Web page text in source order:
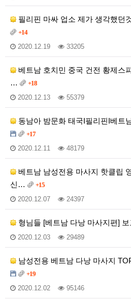
필리핀 마싸 업소 제가 생각했던
+14
2020.12.19 33205
베트남 호치민 중국 건전 황제스
…
+18
2020.12.13 55379
동남아 밤문화 태국I필리핀I베트
+17
2020.12.11 48179
베트남 남성전용 마사지 핫클립
신…
+15
2020.12.07 24397
형님들 [베트남 다낭 마사지편]
2020.12.03 29489
남성전용 베트남 다낭 마사지
+19
2020.12.02 95146